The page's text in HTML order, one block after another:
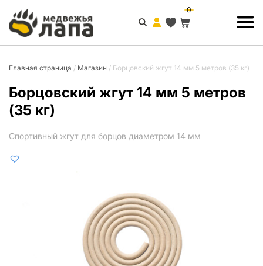
0
Главная страница / Магазин / Борцовский жгут 14 мм 5 метров (35 кг)
Борцовский жгут 14 мм 5 метров
(35 кг)
Спортивный жгут для борцов диаметром 14 мм